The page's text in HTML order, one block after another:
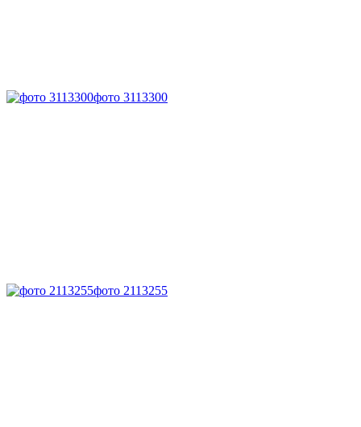
фото 3113300
фото 2113255